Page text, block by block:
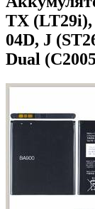
TX (LT29i),
04D, J
Dual